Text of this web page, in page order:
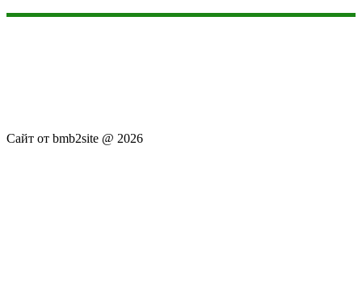
Сайт от bmb2site @ 2026